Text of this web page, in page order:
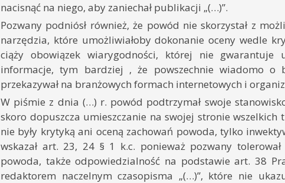
nacisnąć na niego, aby zaniechał publikacji „(…)”.
Pozwany podniósł również, że powód nie skorzystał z
narzędzia, które umożliwiałoby dokonanie oceny wedle
ciąży obowiązek wiarygodności, której nie gwarantuje
informacje, tym bardziej , że powszechnie wiadomo o
przekazywał na branżowych formach internetowych i
W piśmie z dnia (…) r. powód podtrzymał swoje
skoro dopuszcza umieszczanie na swojej stronie
nie były krytyką ani oceną zachowań powoda, tylko
wskazał art. 23, 24 § 1 k.c. ponieważ pozwany
powoda, także odpowiedzialność na podstawie art. 38
redaktorem naczelnym czasopisma „(…)”, które nie